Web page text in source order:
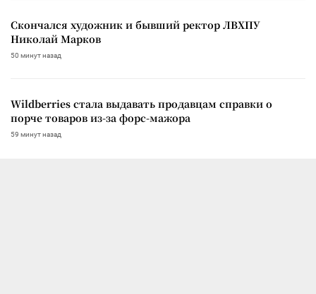
Скончался художник и бывший ректор ЛВХПУ
Николай Марков
50 минут назад
Wildberries стала выдавать продавцам справки о
порче товаров из-за форс-мажора
59 минут назад